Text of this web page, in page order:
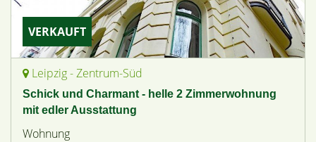
VERKAUFT
Leipzig - Zentrum-Süd
Schick und Charmant - helle 2 Zimmerwohnung
mit edler Ausstattung
Wohnung